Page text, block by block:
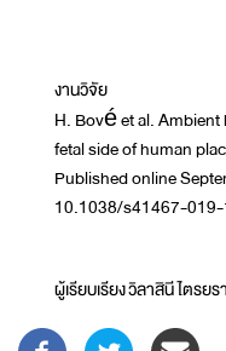
งานวิจัย
H. Bové et al.
fetal side of human
Published online
10.1038/s41467-
ผู้เรียบเรียง วิลาสินี ไตรยร